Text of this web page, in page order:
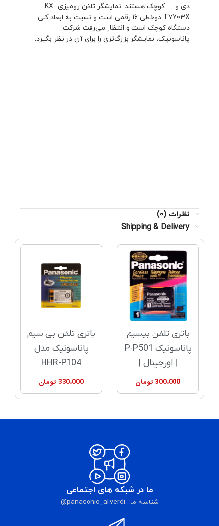
دی و … کوچک هستند. نمایشگر تلفن رومیزی KX-
T7703X دوخطی 16 رقمی است و نسبت به ابعاد کلی
دستگاه کوچک است و انتظار می‌رفت شرکت
پاناسونیک، نمایشگر بزرگ‌تری را برای آن در نظر بگیرد.
نظرات (0)
Shipping & Delivery
باتری تلفن بیسیم
پاناسونیک P-P501
| اورجینال |
300،000 تومان
باتری تلفن بی سیم
پاناسونیک مدل
HHR-P104
330،000 تومان
ما در شبکه های اجتماعی
شناسه ما : panasonic_aliverdi@